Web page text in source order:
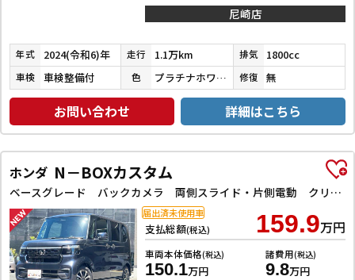
尼崎店
年式 2024(令和6)年 走行 1.1万km 排気 1800cc
車検 車検整備付 色 プラチナホワイトパールマイカ／アティチュードブラックマイカ 修復 無
お問い合わせ 詳細はこちら
ホンダ N－BOXカスタム
ベースグレード バックカメラ 両側スライド・片側電動 クリアランスソナー レーンアシスト オートライト スマートキー 電動格納ミラー CVT ESC USB チップアップシート アルミホイール エアコン
支払総額(税込) 159.9万円
車両本体価格(税込)
150.1万円
諸費用(税込)
9.8万円
届出済未使用車